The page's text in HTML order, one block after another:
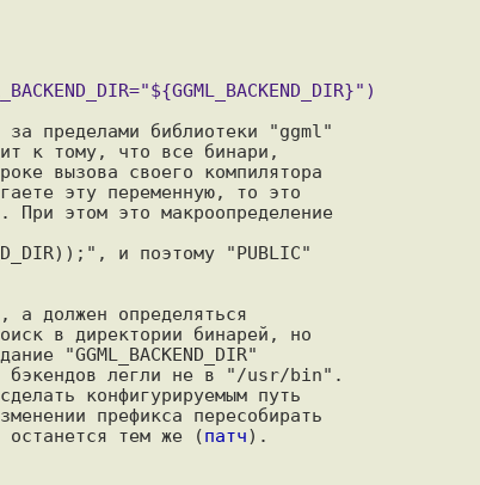
за пределами библиотеки "ggml"
к тому, что все бинари,
вызова своего компилятора
эту переменную, то это
При этом это макроопределение
и поэтому "PUBLIC"
а должен определяться
в директории бинарей, но
"GGML_BACKEND_DIR"
бэкендов легли не в "/usr/bin".
конфигурируемым путь
префикса пересобирать
останется тем же (патч).